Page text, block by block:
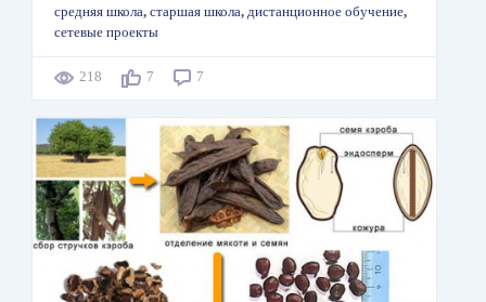
средняя школа, старшая школа, дистанционное обучение,
сетевые проекты
218 7 7